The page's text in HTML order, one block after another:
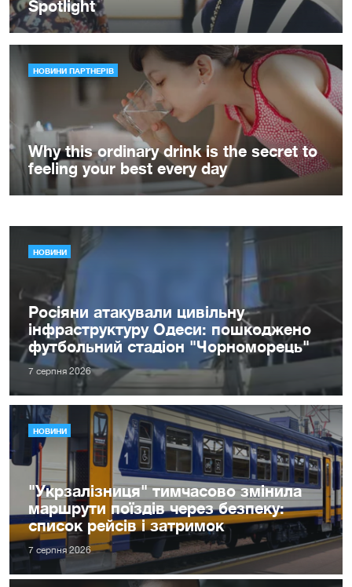
НОВИНИ
Росіяни атакували цивільну
інфраструктуру Одеси: пошкоджено
футбольний стадіон "Чорноморець"
7 серпня 2026
НОВИНИ
"Укрзалізниця" тимчасово змінила
маршрути поїздів через безпеку:
список рейсів і затримок
7 серпня 2026